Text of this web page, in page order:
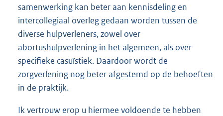
samenwerking kan beter aan kennisdeling en
intercollegiaal overleg gedaan worden tussen de
diverse hulpverleners, zowel over
abortushulpverlening in het algemeen, als over
specifieke casuïstiek. Daardoor wordt de
zorgverlening nog beter afgestemd op de behoeften
in de praktijk.
Ik vertrouw erop u hiermee voldoende te hebben